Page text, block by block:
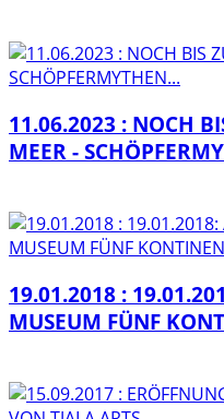
11.06.2023 : NOCH
MEER -
19.01.2018 :
MUSEUM FÜNF